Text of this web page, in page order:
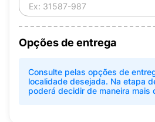
Opções de entrega
Consulte pelas opções de
localidade desejada. Na etapa
poderá decidir de maneira mais